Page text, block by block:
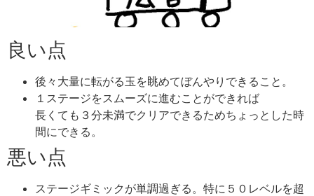
良い点
後々大量に転がる玉を眺めてぼんやりできること。
１ステージをスムーズに進むことができれば
長くても３分未満でクリアできるためちょっとした時
間にできる。
悪い点
ステージギミックが単調過ぎる。特に５０レベルを超